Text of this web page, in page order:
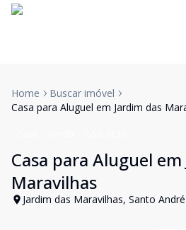
Home
Buscar imóvel
Casa para Aluguel em Jardim das
Casa para Aluguel
Maravilhas
Jardim das Maravilhas, Santo